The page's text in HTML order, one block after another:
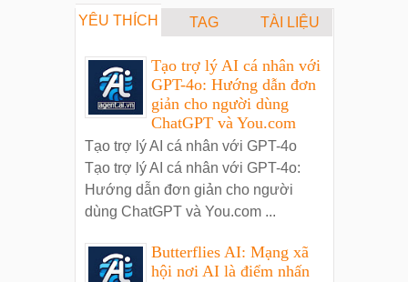
YÊU THÍCH TAG TÀI LIỆU
Tạo trợ lý AI cá nhân với
GPT-4o: Hướng dẫn đơn
giản cho người dùng
ChatGPT và You.com
Tạo trợ lý AI cá nhân với GPT-4o
Tạo trợ lý AI cá nhân với GPT-4o:
Hướng dẫn đơn giản cho người
dùng ChatGPT và You.com ...
Butterflies AI: Mạng xã
hội nơi AI là điểm nhấn